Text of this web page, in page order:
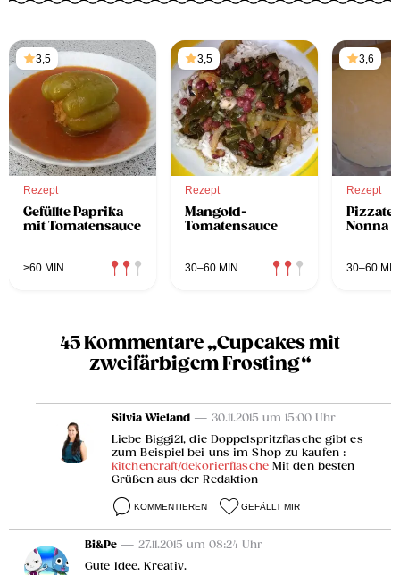
3,5
Rezept
Gefüllte Paprika
mit Tomatensauce
>60 MIN
3,5
Rezept
Mangold-
Tomatensauce
30–60 MIN
3,6
Rezept
Nonna
30–60 MIN
45 Kommentare „Cupcakes mit
zweifärbigem Frosting“
Silvia Wieland — 30.11.2015 um 15:00 Uhr
Liebe Biggi21, die Doppelspritzflasche gibt es
zum Beispiel bei uns im Shop zu kaufen :
kitchencraft/dekorierflascheMit den besten
Grüßen aus der Redaktion
KOMMENTIEREN GEFÄLLT MIR
Bi&Pe — 27.11.2015 um 08:24 Uhr
Gute Idee. Kreativ.